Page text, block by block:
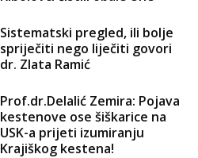
Sistematski pregled, ili bolje
spriječiti nego liječiti govori
dr. Zlata Ramić
Prof.dr.Delalić Zemira: Pojava
kestenove ose šiškarice na
USK-a prijeti izumiranju
Krajiškog kestena!